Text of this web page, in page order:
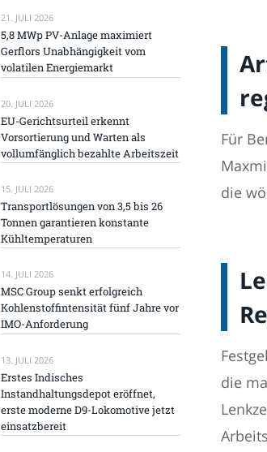
Für
die
die
21. JULI 2026
5,8 MWp PV-Anlage maximiert
Gerflors Unabhängigkeit vom
volatilen Energiemarkt
20. JULI 2026
EU-Gerichtsurteil erkennt
Vorsortierung und Warten als
vollumfänglich bezahlte Arbeitszeit
15. JULI 2026
Transportlösungen von 3,5 bis 26
Tonnen garantieren konstante
Kühltemperaturen
14. JULI 2026
MSC Group senkt erfolgreich
Kohlenstoffintensität fünf Jahre vor
IMO-Anforderung
13. JULI 2026
Erstes Indisches
Instandhaltungsdepot eröffnet,
erste moderne D9-Lokomotive jetzt
einsatzbereit